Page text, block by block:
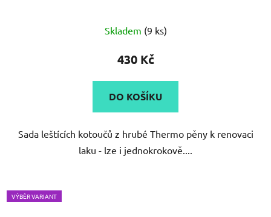
Skladem (9 ks)
430 Kč
DO KOŠÍKU
Sada leštících kotoučů z hrubé Thermo pěny k renovaci
laku - lze i jednokrokově....
VÝBĚR VARIANT